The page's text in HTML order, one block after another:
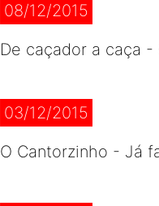
08/12/2015
De caçador a caça
03/12/2015
O Cantorzinho - Já